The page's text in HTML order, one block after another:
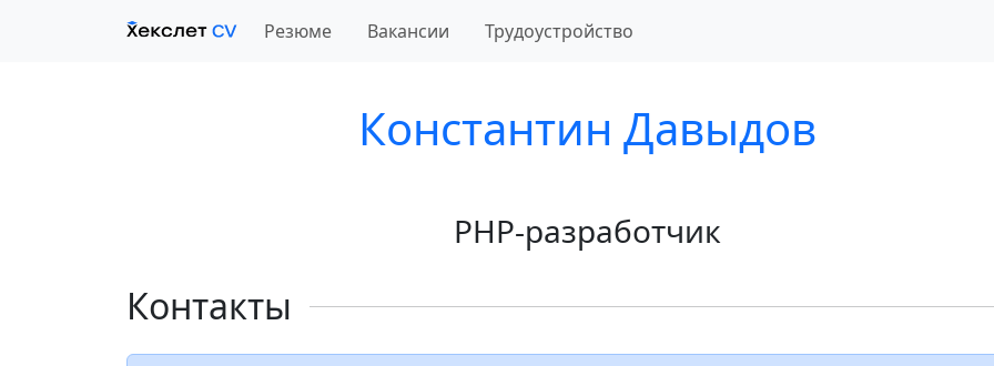
Резюме Вакансии Трудоустройство
Константин Давыдов
PHP-разработчик
Контакты